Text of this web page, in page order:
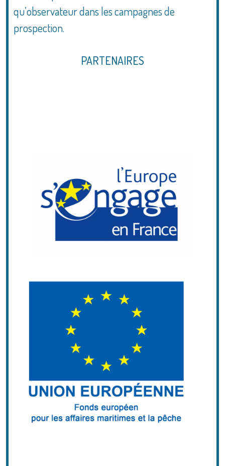
qu’observateur dans les campagnes de
prospection.
PARTENAIRES